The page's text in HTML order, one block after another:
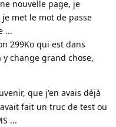
nouvelle page, je
met le mot de passe
...
299Ko qui est dans
y change grand chose,
que j'en avais déjà
fait un truc de test ou
...